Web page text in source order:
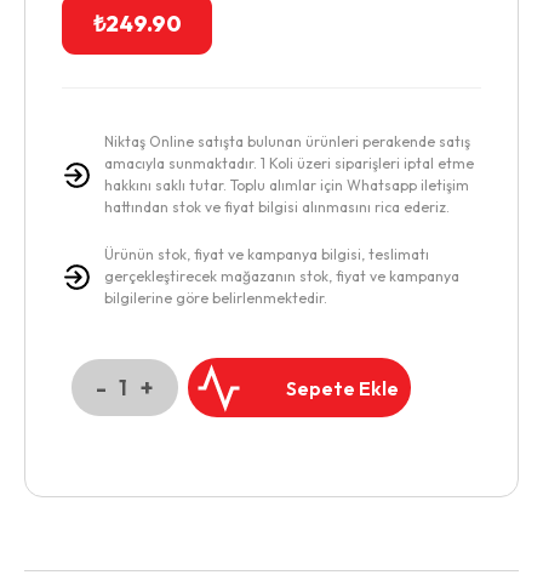
₺249.90
Niktaş Online satışta bulunan ürünleri perakende satış
amacıyla sunmaktadır. 1 Koli üzeri siparişleri iptal etme
hakkını saklı tutar. Toplu alımlar için Whatsapp iletişim
hattından stok ve fiyat bilgisi alınmasını rica ederiz.
Ürünün stok, fiyat ve kampanya bilgisi, teslimatı
gerçekleştirecek mağazanın stok, fiyat ve kampanya
bilgilerine göre belirlenmektedir.
- 1 + Sepete Ekle